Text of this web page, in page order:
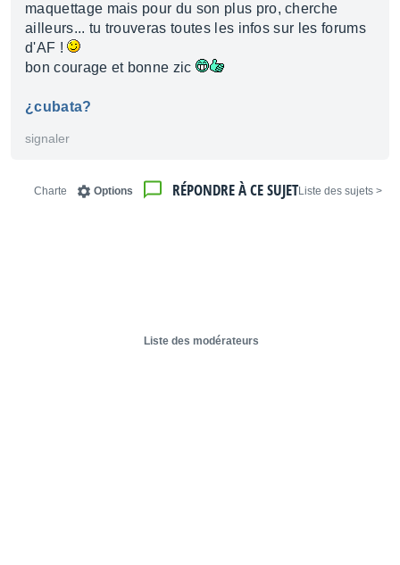
maquettage mais pour du son plus pro, cherche
ailleurs... tu trouveras toutes les infos sur les forums
d'AF !
bon courage et bonne zic
¿cubata?
signaler
< Liste des sujets
RÉPONDRE À CE SUJET
Options
Charte
Liste des modérateurs